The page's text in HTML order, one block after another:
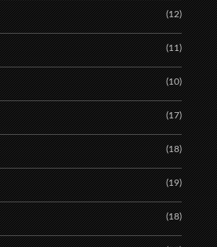
(12)
(11)
(10)
(17)
(18)
(19)
(18)